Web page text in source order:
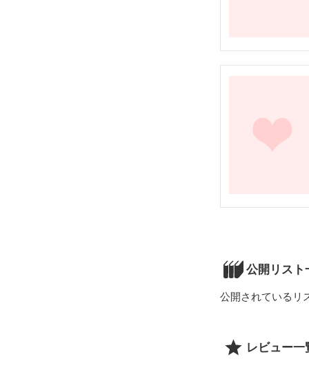
公開リスト
公開されているリ
レビュー一